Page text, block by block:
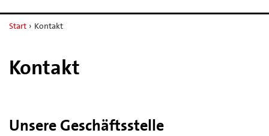
Start › Kontakt
Kontakt
Unsere Geschäftsstelle